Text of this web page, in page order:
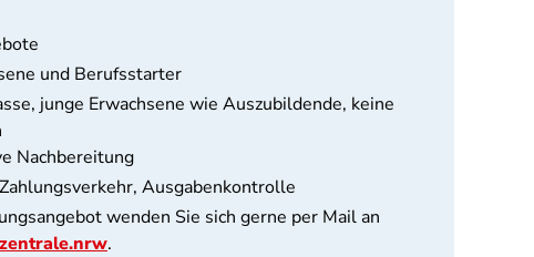
und Berufsstarter
junge Erwachsene wie Auszubildende, keine
Nachbereitung
Ausgabenkontrolle
wenden Sie sich gerne per Mail an
.